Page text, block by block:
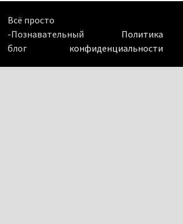
Всё просто
-Познавательный
блог
Политика
конфиденциальности